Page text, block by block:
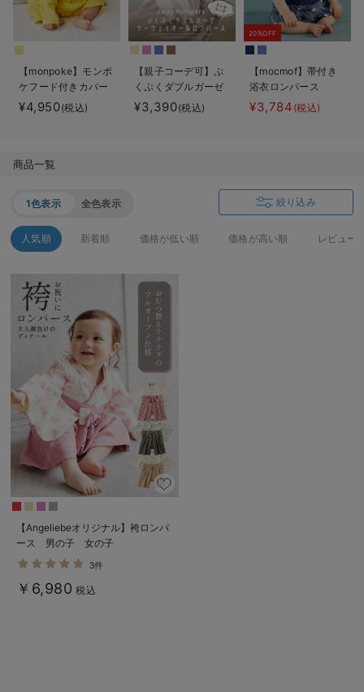
【monpoke】モンポ
ケフード付きカバー
オール
¥4,950(税込)
【親子コーデ可】ぷ
くぷくダブルガーゼ
ツーウェイオール
（2wayオール） ロ
¥3,390(税込)
20%OFF
【mocmof】帯付き
浴衣ロンパース
¥3,784 (税込)
商品一覧
1色表示 全色表示 絞り込み
人気順 新着順 価格が低い順 価格が高い順 レビュー
【Angeliebeオリジナル】袴ロンパ
ース 男の子 女の子
3件
￥6,980 税込